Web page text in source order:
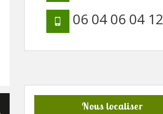
06 04 06 04 12
Nous localiser